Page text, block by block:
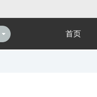
首页